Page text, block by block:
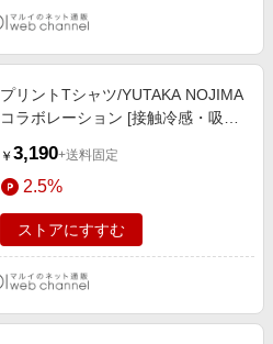
プリントTシャツ/YUTAKA NOJIMA
コラボレーション [接触冷感・吸水
￥ 3,190+送料固定
2.5%
ストアにすすむ